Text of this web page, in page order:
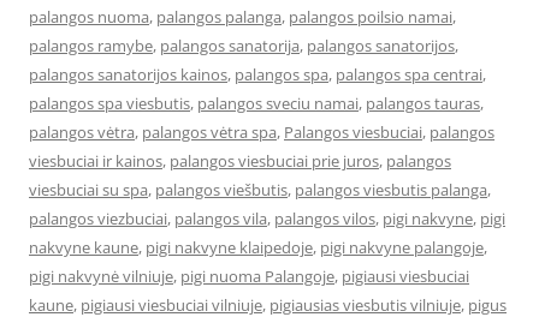
palangos nuoma, palangos palanga, palangos poilsio namai,
palangos ramybe, palangos sanatorija, palangos sanatorijos,
palangos sanatorijos kainos, palangos spa, palangos spa centrai,
palangos spa viesbutis, palangos sveciu namai, palangos tauras,
palangos vėtra, palangos vėtra spa, Palangos viesbuciai, palangos
viesbuciai ir kainos, palangos viesbuciai prie juros, palangos
viesbuciai su spa, palangos viešbutis, palangos viesbutis palanga,
palangos viezbuciai, palangos vila, palangos vilos, pigi nakvyne, pigi
nakvyne kaune, pigi nakvyne klaipedoje, pigi nakvyne palangoje,
pigi nakvynė vilniuje, pigi nuoma Palangoje, pigiausi viesbuciai
kaune, pigiausi viesbuciai vilniuje, pigiausias viesbutis vilniuje, pigus